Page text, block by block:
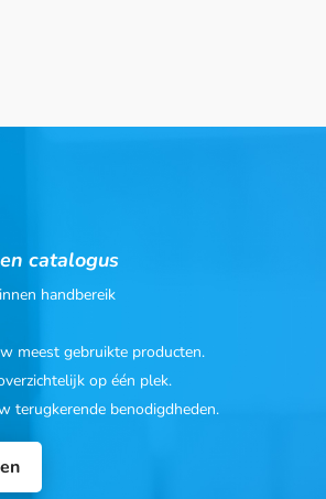
catalogus
handbereik
meest gebruikte producten.
op één plek.
terugkerende benodigdheden.